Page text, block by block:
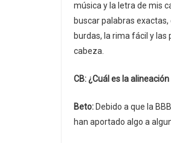
música y la letra de mis
buscar palabras
burdas, la rima fácil y
cabeza.
CB: ¿Cuál es la
Beto: Debido a que la
han aportado algo a